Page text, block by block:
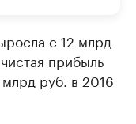
с 12 млрд
прибыль
млрд руб. в 2016